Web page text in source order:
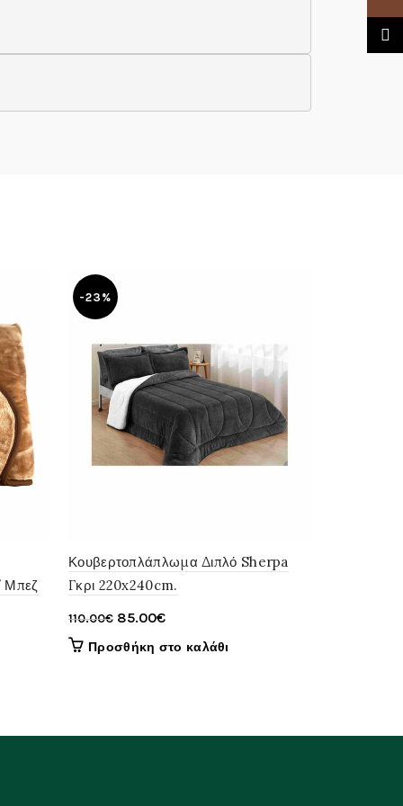
Μπεζ
-23%
Κουβερτοπλάπλωμα Διπλό Sherpa
Γκρι 220x240cm.
110.00€ Original
price
85.00€Η
τρέχουσα
Προσθήκη στο καλάθι
TikTok